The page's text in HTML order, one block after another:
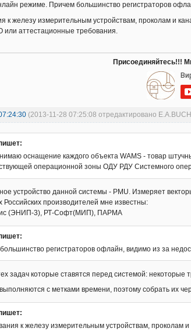
режиме. Причем большинство регистраторов
к железу измерительным устройствам, проколам и
или аттестационные требования.
Присоединяйтесь!!!
(2013-11-28 07:25:08 отредактировано
оснащение каждого объекта WAMS - товар
операционной зоны ОДУ РДУ Системного
устройство данной системы - PMU. Измеряет
Российских производителей мне известны:
(ЭНИП-3), РТ-Софт(МИП), ПАРМА
регистраторов офлайн, видимо из за
задач которые ставятся перед системой:
с метками времени, поэтому собрать их
к железу измерительным устройствам, проколам